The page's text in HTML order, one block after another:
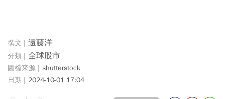
遠藤洋
全球股市
shutterstock
2024-10-01 17:04